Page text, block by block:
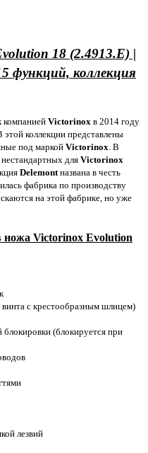
18 (2.4913.E) |
функций, коллекция
Victorinox в 2014 году
этой коллекции представлены
под маркой Victorinox . В
для Victorinox
Delemont названа в честь
фабрика по производству
на этой фабрике, но уже
ножа Victorinox Evolution
с крестообразным шлицем)
блокировки (блокируется при
лезвий